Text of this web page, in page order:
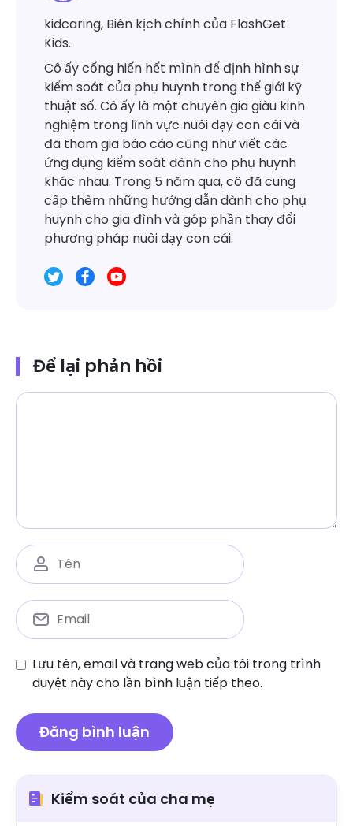
kidcaring, Biên kịch chính của FlashGet
Kids.
Cô ấy cống hiến hết mình để định hình sự
kiểm soát của phụ huynh trong thế giới kỹ
thuật số. Cô ấy là một chuyên gia giàu kinh
nghiệm trong lĩnh vực nuôi dạy con cái và
đã tham gia báo cáo cũng như viết các
ứng dụng kiểm soát dành cho phụ huynh
khác nhau. Trong 5 năm qua, cô đã cung
cấp thêm những hướng dẫn dành cho phụ
huynh cho gia đình và góp phần thay đổi
phương pháp nuôi dạy con cái.
Để lại phản hồi
Lưu tên, email và trang web của tôi trong trình
duyệt này cho lần bình luận tiếp theo.
Kiểm soát của cha mẹ